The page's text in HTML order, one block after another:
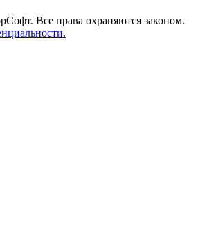
Все права охраняются законом.